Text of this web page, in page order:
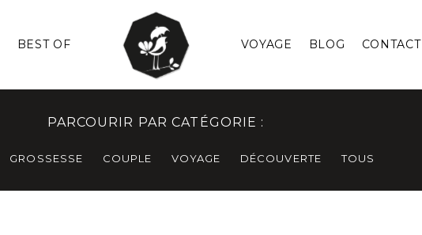
BEST OF VOYAGE BLOG CONTACT
PARCOURIR PAR CATÉGORIE :
GROSSESSE COUPLE VOYAGE DÉCOUVERTE TOUS